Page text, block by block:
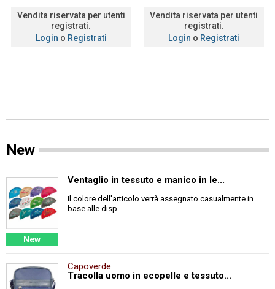
Vendita riservata per utenti
registrati.
Login o Registrati
Vendita riservata per utenti
registrati.
Login o Registrati
New
New
Ventaglio in tessuto e manico in le...
Il colore dell'articolo verrà assegnato casualmente in
base alle disp...
Capoverde
Tracolla uomo in ecopelle e tessuto...